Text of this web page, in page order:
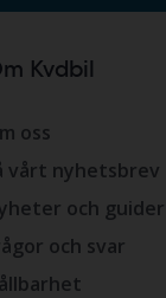
Kvdbil
oss
vårt nyhetsbrev
och guider
och svar